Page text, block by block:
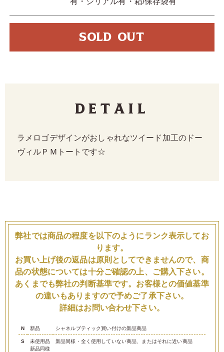
SOLD OUT
Detail
ラメロゴデザインがおしゃれなツイード加工のドー
ヴィルＰＭトートです☆
弊社では商品の程度を以下のようにランク表示してお
ります。
お買い上げ後の返品は原則としてできませんので、商
品の状態については十分ご確認の上、ご購入下さい。
あくまでも弊社の判断基準です。お客様との価値基準
の違いもありますので予めご了承下さい。
詳細はお問い合わせ下さい。
N 新品 シャネルブティック買い付けの新品商品
S
未使用品
新品同様
新品同様・全く使用していない商品、またはそれに近い商品